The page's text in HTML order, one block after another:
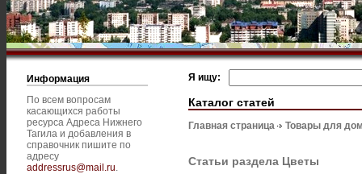
Информация
По всем вопросам
касающихся работы
ресурса Адреса Нижнего
Тагила и добавления в
справочник пишите по
адресу
addressrus@mail.ru.
Я ищу:
Каталог статей
Главная страница Товары для
Статьи раздела Цветы